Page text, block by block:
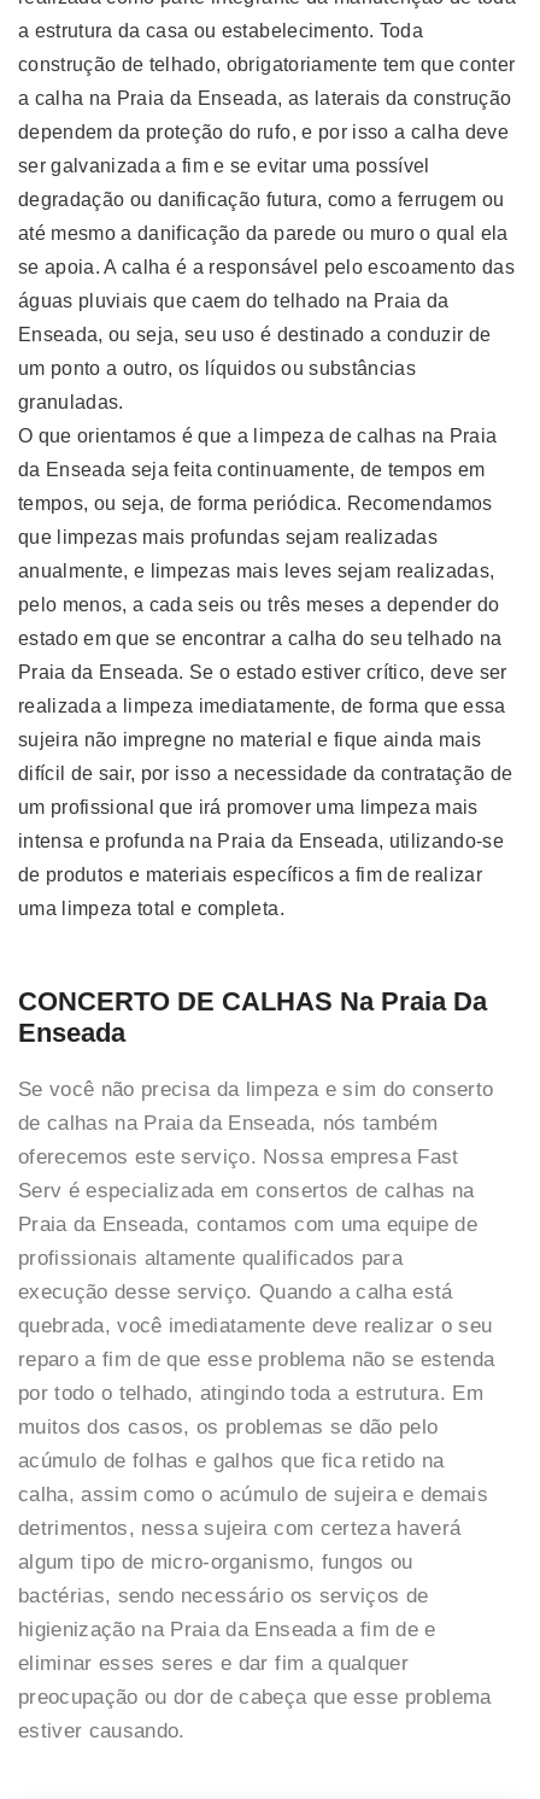
a estrutura da casa ou estabelecimento. Toda
construção de telhado, obrigatoriamente tem que conter
a calha na Praia da Enseada, as laterais da construção
dependem da proteção do rufo, e por isso a calha deve
ser galvanizada a fim e se evitar uma possível
degradação ou danificação futura, como a ferrugem ou
até mesmo a danificação da parede ou muro o qual ela
se apoia. A calha é a responsável pelo escoamento das
águas pluviais que caem do telhado na Praia da
Enseada, ou seja, seu uso é destinado a conduzir de
um ponto a outro, os líquidos ou substâncias
granuladas.
O que orientamos é que a limpeza de calhas na Praia
da Enseada seja feita continuamente, de tempos em
tempos, ou seja, de forma periódica. Recomendamos
que limpezas mais profundas sejam realizadas
anualmente, e limpezas mais leves sejam realizadas,
pelo menos, a cada seis ou três meses a depender do
estado em que se encontrar a calha do seu telhado na
Praia da Enseada. Se o estado estiver crítico, deve ser
realizada a limpeza imediatamente, de forma que essa
sujeira não impregne no material e fique ainda mais
difícil de sair, por isso a necessidade da contratação de
um profissional que irá promover uma limpeza mais
intensa e profunda na Praia da Enseada, utilizando-se
de produtos e materiais específicos a fim de realizar
uma limpeza total e completa.
CONCERTO DE CALHAS Na Praia Da
Enseada
Se você não precisa da limpeza e sim do conserto
de calhas na Praia da Enseada, nós também
oferecemos este serviço. Nossa empresa Fast
Serv é especializada em consertos de calhas na
Praia da Enseada, contamos com uma equipe de
profissionais altamente qualificados para
execução desse serviço. Quando a calha está
quebrada, você imediatamente deve realizar o seu
reparo a fim de que esse problema não se estenda
por todo o telhado, atingindo toda a estrutura. Em
muitos dos casos, os problemas se dão pelo
acúmulo de folhas e galhos que fica retido na
calha, assim como o acúmulo de sujeira e demais
detrimentos, nessa sujeira com certeza haverá
algum tipo de micro-organismo, fungos ou
bactérias, sendo necessário os serviços de
higienização na Praia da Enseada a fim de e
eliminar esses seres e dar fim a qualquer
preocupação ou dor de cabeça que esse problema
estiver causando.